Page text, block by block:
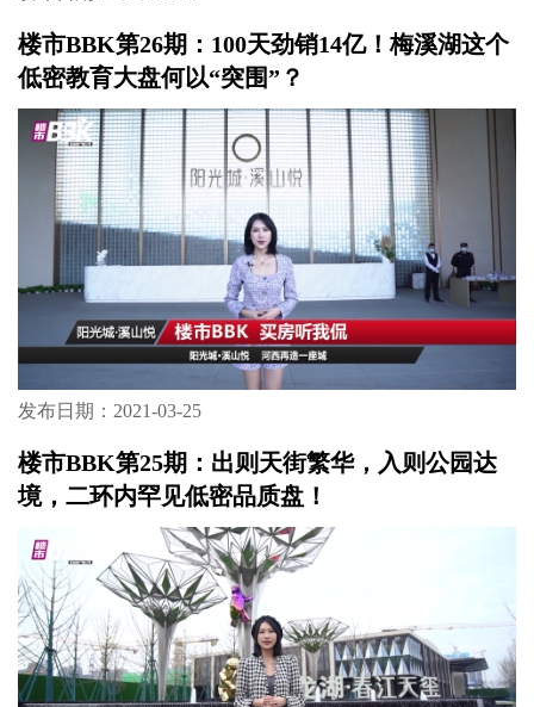
楼市BBK第27期：分期付款首期6.8万起，就能
拥有大王山地铁上盖一线江景住宅！你准备好
去摇号了
发布日期：2021-03-25
楼市BBK第26期：100天劲销14亿！梅溪湖这个
低密教育大盘何以“突围”？